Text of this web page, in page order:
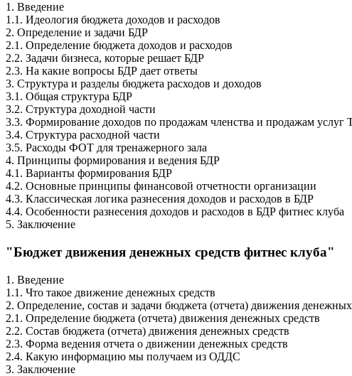
1. Введение
1.1. Идеология бюджета доходов и расходов
2. Определение и задачи БДР
2.1. Определение бюджета доходов и расходов
2.2. Задачи бизнеса, которые решает БДР
2.3. На какие вопросы БДР дает ответы
3. Структура и разделы бюджета расходов и доходов
3.1. Общая структура БДР
3.2. Структура доходной части
3.3. Формирование доходов по продажам членства и продажам услуг
3.4. Структура расходной части
3.5. Расходы ФОТ для тренажерного зала
4. Принципы формирования и ведения БДР
4.1. Варианты формирования БДР
4.2. Основные принципы финансовой отчетности организации
4.3. Классическая логика разнесения доходов и расходов в БДР
4.4. Особенности разнесения доходов и расходов в БДР фитнес клуба
5. Заключение
"Бюджет движения денежных средств фитнес клуба"
1. Введение
1.1. Что такое движение денежных средств
2. Определение, состав и задачи бюджета (отчета) движения денежных
2.1. Определение бюджета (отчета) движения денежных средств
2.2. Состав бюджета (отчета) движения денежных средств
2.3. Форма ведения отчета о движении денежных средств
2.4. Какую информацию мы получаем из ОДДС
3. Заключение